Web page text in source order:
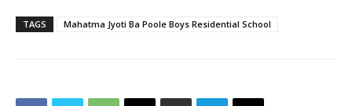
TAGS Mahatma Jyoti Ba Poole Boys Residential School